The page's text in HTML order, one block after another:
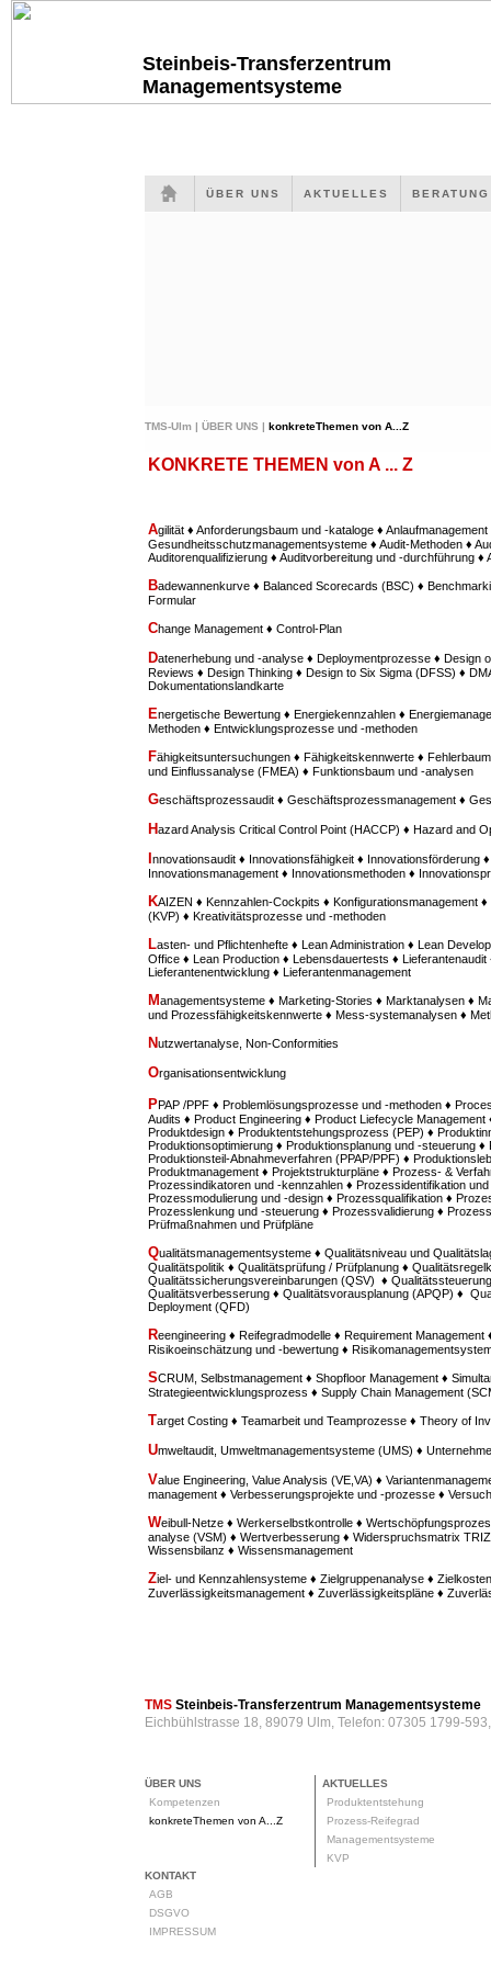
Steinbeis-Transferzentrum
Managementsysteme
ÜBER UNS AKTUELLES
TMS-Ulm | ÜBER UNS | konkreteThemen von A...Z
KONKRETE THEMEN von A ... Z
Agilität ♦ Anforderungsbaum und -kataloge ♦
Gesundheitsschutzmanagementsysteme ♦ Audit-Methoden ♦
Auditorenqualifizierung ♦ Auditvorbereitung und -durchführung ♦
Badewannenkurve ♦ Balanced Scorecards (BSC) ♦
Formular
Change Management ♦ Control-Plan
Datenerhebung und -analyse ♦ Deploymentprozesse ♦ Design
Reviews ♦ Design Thinking ♦ Design to Six Sigma (DFSS) ♦
Dokumentationslandkarte
Energetische Bewertung ♦ Energiekennzahlen ♦
Methoden ♦ Entwicklungsprozesse und -methoden
Fähigkeitsuntersuchungen ♦ Fähigkeitskennwerte ♦
und Einflussanalyse (FMEA) ♦ Funktionsbaum und -analysen
Geschäftsprozessaudit ♦ Geschäftsprozessmanagement ♦
Hazard Analysis Critical Control Point (HACCP) ♦ Hazard and
nnovationsaudit ♦ Innovationsfähigkeit ♦ Innovationsförderung
Innovationsmanagement ♦ Innovationsmethoden ♦
KAIZEN ♦ Kennzahlen-Cockpits ♦ Konfigurationsmanagement
(KVP) ♦ Kreativitätsprozesse und -methoden
Lasten- und Pflichtenhefte ♦ Lean Administration ♦ Lean
Office ♦ Lean Production ♦ Lebensdauertests ♦ Lieferantenaudit
Lieferantenentwicklung ♦ Lieferantenmanagement
Managementsysteme ♦ Marketing-Stories ♦ Marktanalysen ♦
und Prozessfähigkeitskennwerte ♦ Mess-systemanalysen ♦
Nutzwertanalyse, Non-Conformities
Organisationsentwicklung
PPAP /PPF ♦ Problemlösungsprozesse und -methoden ♦
Audits ♦ Product Engineering ♦ Product Liefecycle
Produktdesign ♦ Produktentstehungsprozess (PEP) ♦
Produktionsoptimierung ♦ Produktionsplanung und -steuerung
Produktionsteil-Abnahmeverfahren (PPAP/PPF) ♦
Produktmanagement ♦ Projektstrukturpläne ♦ Prozess- &
Prozessindikatoren und -kennzahlen ♦ Prozessidentifikation
Prozessmodulierung und -design ♦ Prozessqualifikation ♦
Prozesslenkung und -steuerung ♦ Prozessvalidierung ♦
Prüfmaßnahmen und Prüfpläne
Qualitätsmanagementsysteme ♦ Qualitätsniveau und
Qualitätspolitik ♦ Qualitätsprüfung / Prüfplanung ♦
Qualitätssicherungsvereinbarungen (QSV) ♦
Qualitätsverbesserung ♦ Qualitätsvorausplanung (APQP) ♦
Deployment (QFD)
Reengineering ♦ Reifegradmodelle ♦ Requirement
Risikoeinschätzung und -bewertung ♦
SCRUM, Selbstmanagement ♦ Shopfloor Management ♦
Strategieentwicklungsprozess ♦ Supply Chain Management
Target Costing ♦ Teamarbeit und Teamprozesse ♦ Theory of
Umweltaudit, Umweltmanagementsysteme (UMS) ♦
Value Engineering, Value Analysis (VE,VA) ♦
management ♦ Verbesserungsprojekte und -prozesse ♦
Weibull-Netze ♦ Werkerselbstkontrolle ♦
analyse (VSM) ♦ Wertverbesserung ♦ Widerspruchsmatrix
Wissensbilanz ♦ Wissensmanagement
Ziel- und Kennzahlensysteme ♦ Zielgruppenanalyse ♦
Zuverlässigkeitsmanagement ♦ Zuverlässigkeitspläne ♦
TMS Steinbeis-Transferzentrum Managementsysteme
Eichbühlstrasse 18, 89079 Ulm, Telefon: 07305 1799-
ÜBER UNS
Kompetenzen
konkreteThemen von A...Z
AKTUELLES
Produktentstehung
Prozess-Reifegrad
Managementsysteme
KVP
KONTAKT
AGB
DSGVO
IMPRESSUM